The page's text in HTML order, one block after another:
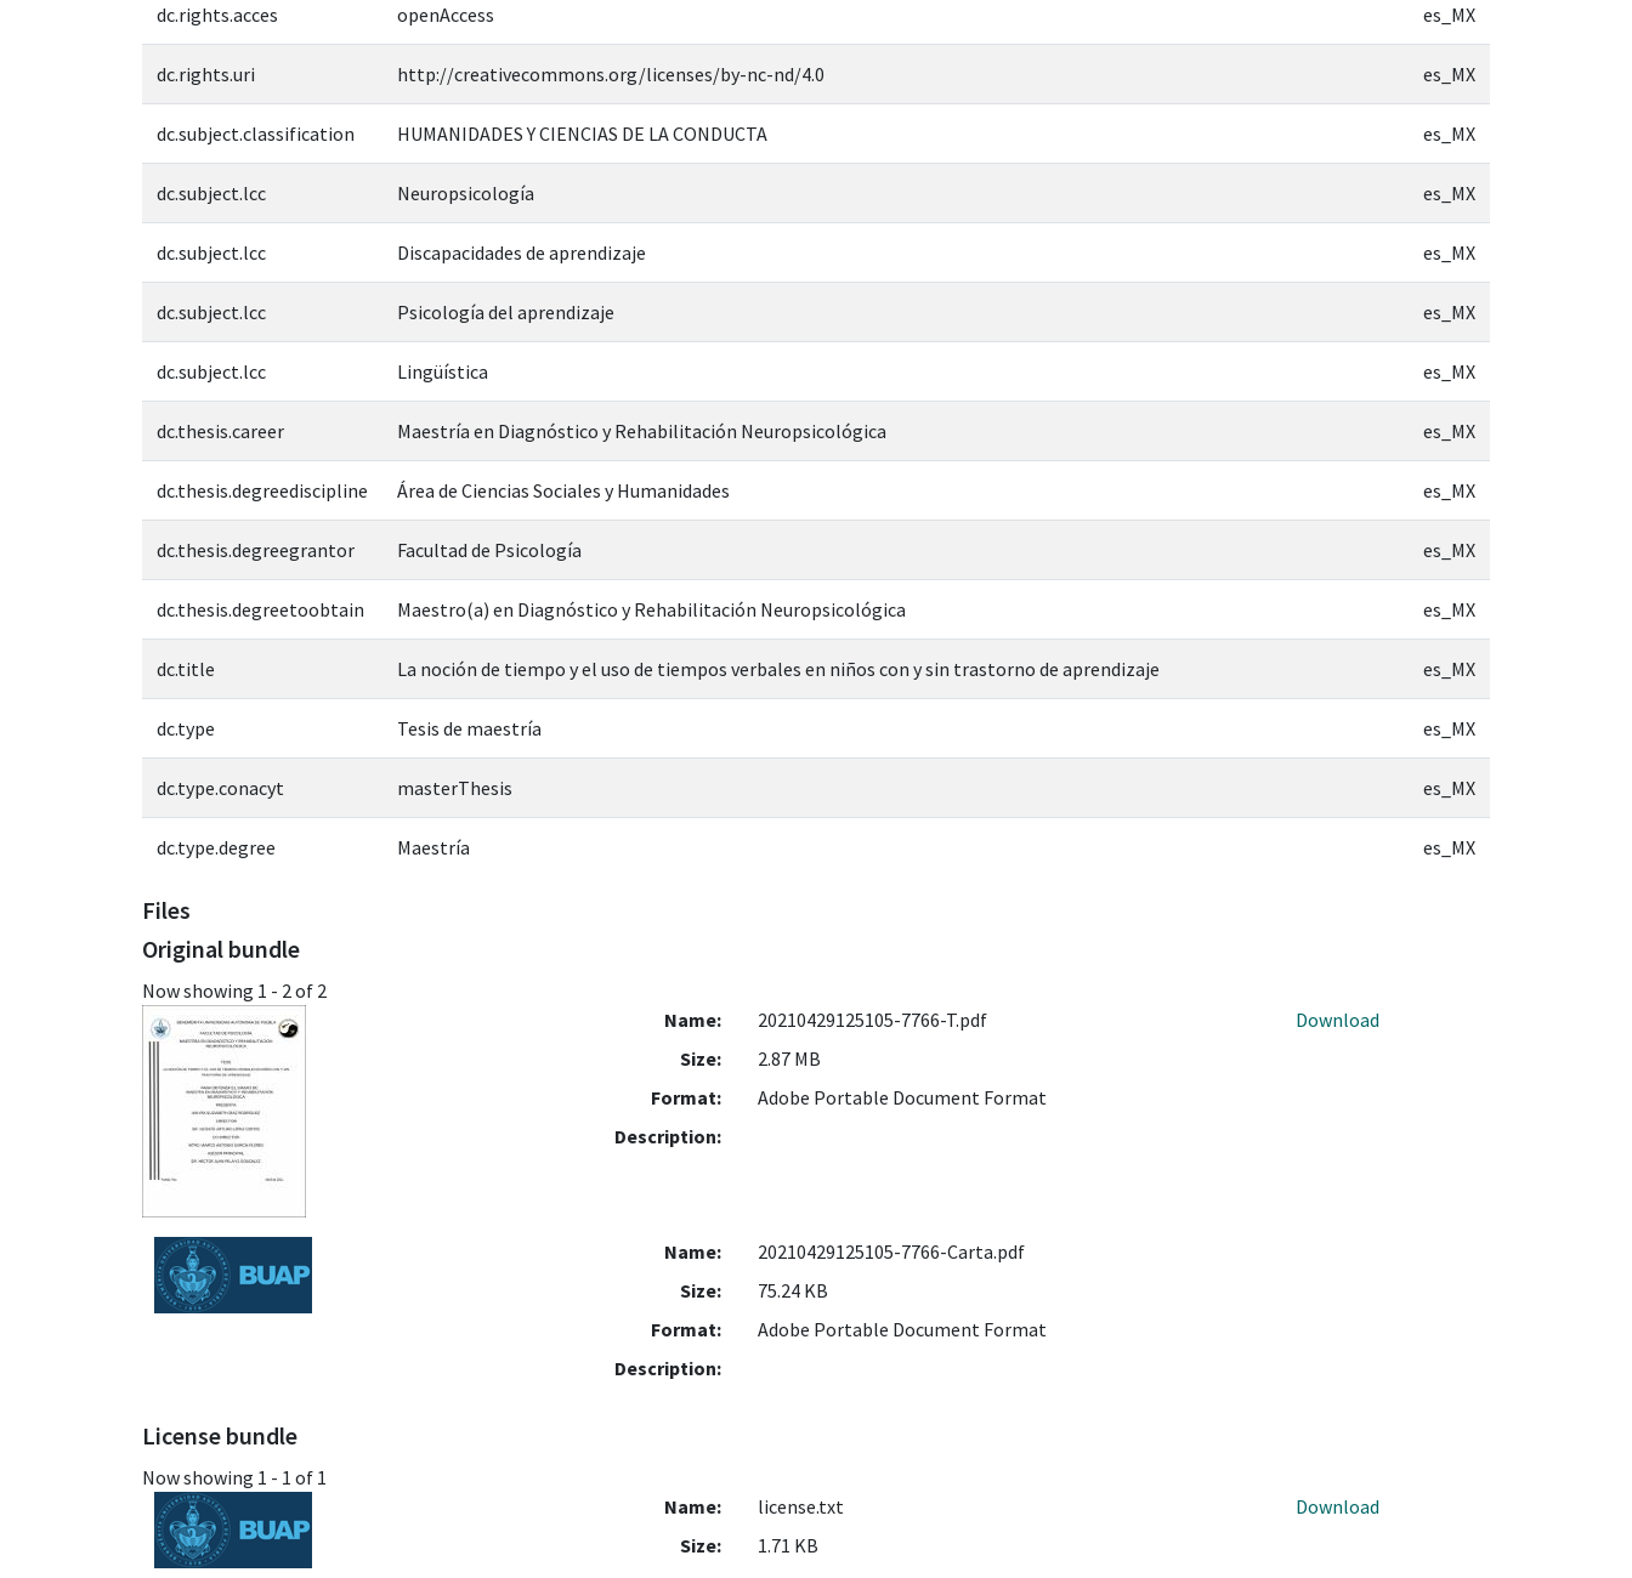
dc.rights.acces openAccess es_MX
dc.rights.uri http://creativecommons.org/licenses/by-nc-nd/4.0 es_MX
dc.subject.classification HUMANIDADES Y CIENCIAS DE LA CONDUCTA es_MX
dc.subject.lcc Neuropsicología es_MX
dc.subject.lcc Discapacidades de aprendizaje es_MX
dc.subject.lcc Psicología del aprendizaje es_MX
dc.subject.lcc Lingüística es_MX
dc.thesis.career Maestría en Diagnóstico y Rehabilitación Neuropsicológica es_MX
dc.thesis.degreediscipline Área de Ciencias Sociales y Humanidades es_MX
dc.thesis.degreegrantor Facultad de Psicología es_MX
dc.thesis.degreetoobtain Maestro(a) en Diagnóstico y Rehabilitación Neuropsicológica es_MX
dc.title La noción de tiempo y el uso de tiempos verbales en niños con y sin trastorno de aprendizaje es_MX
dc.type Tesis de maestría es_MX
dc.type.conacyt masterThesis es_MX
dc.type.degree Maestría es_MX
Files
Original bundle
Now showing 1 - 2 of 2
Name:
20210429125105-7766-T.pdf
Size:
2.87 MB
Format:
Adobe Portable Document Format
Description:
Download
Name:
20210429125105-7766-Carta.pdf
Size:
75.24 KB
Format:
Adobe Portable Document Format
Description:
License bundle
Now showing 1 - 1 of 1
Name:
license.txt
Size:
1.71 KB
Download